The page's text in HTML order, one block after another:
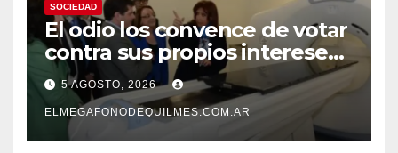
SOCIEDAD
El odio los convence de votar
contra sus propios intereses.
Una Sociedad atrapada en la
grieta
5 AGOSTO, 2026
ELMEGAFONODEQUILMES.COM.AR